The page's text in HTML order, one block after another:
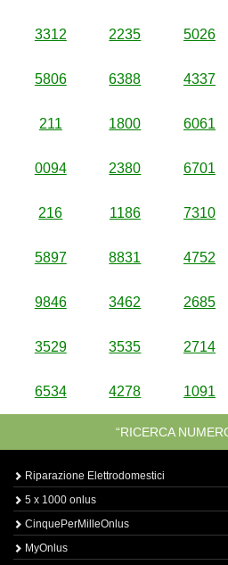
3312 2235 5026
5806 6388 4337
211 1800 6061
0094 2380 6701
216 1186 7310
5897 8831 4752
9846 3462 2685
3529 3535 2714
6534 4278 1091
“RICERCA
Riparazione Elettrodomestici
5 x 1000 onlus
CinquePerMilleOnlus
MyOnlus